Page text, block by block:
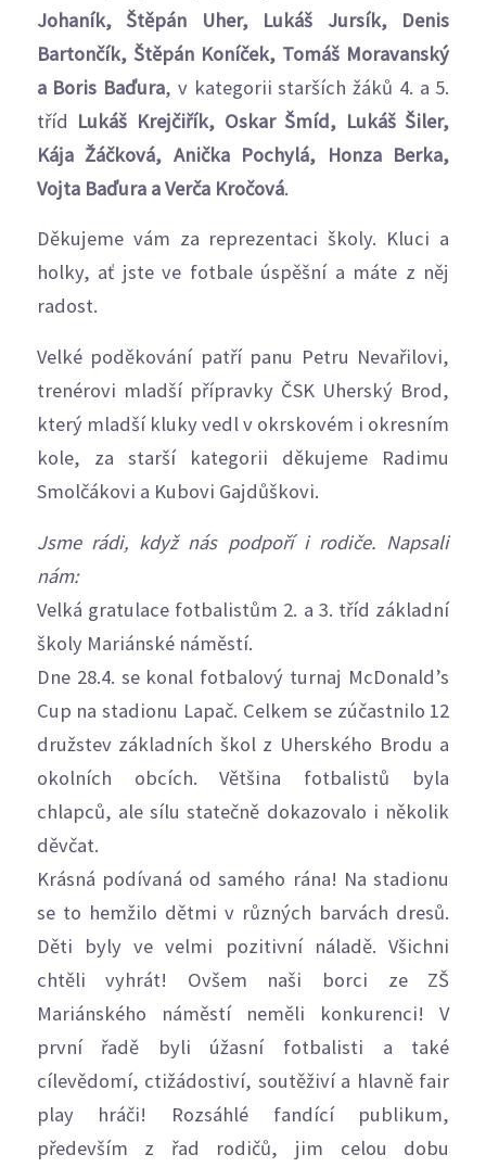
Johaník, Štěpán Uher, Lukáš Jursík, Denis
Bartončík, Štěpán Koníček, Tomáš Moravanský
a Boris Baďura, v kategorii starších žáků 4. a 5.
tříd Lukáš Krejčiřík, Oskar Šmíd, Lukáš Šiler,
Kája Žáčková, Anička Pochylá, Honza Berka,
Vojta Baďura a Verča Kročová.
Děkujeme vám za reprezentaci školy. Kluci a
holky, ať jste ve fotbale úspěšní a máte z něj
radost.
Velké poděkování patří panu Petru Nevařilovi,
trenérovi mladší přípravky ČSK Uherský Brod,
který mladší kluky vedl v okrskovém i okresním
kole, za starší kategorii děkujeme Radimu
Smolčákovi a Kubovi Gajdůškovi.
Jsme rádi, když nás podpoří i rodiče. Napsali
nám:
Velká gratulace fotbalistům 2. a 3. tříd základní
školy Mariánské náměstí.
Dne 28.4. se konal fotbalový turnaj McDonald’s
Cup na stadionu Lapač. Celkem se zúčastnilo 12
družstev základních škol z Uherského Brodu a
okolních obcích. Většina fotbalistů byla
chlapců, ale sílu statečně dokazovalo i několik
děvčat.
Krásná podívaná od samého rána! Na stadionu
se to hemžilo dětmi v různých barvách dresů.
Děti byly ve velmi pozitivní náladě. Všichni
chtěli vyhrát! Ovšem naši borci ze ZŠ
Mariánského náměstí neměli konkurenci! V
první řadě byli úžasní fotbalisti a také
cílevědomí, ctižádostiví, soutěživí a hlavně fair
play hráči! Rozsáhlé fandící publikum,
především z řad rodičů, jim celou dobu